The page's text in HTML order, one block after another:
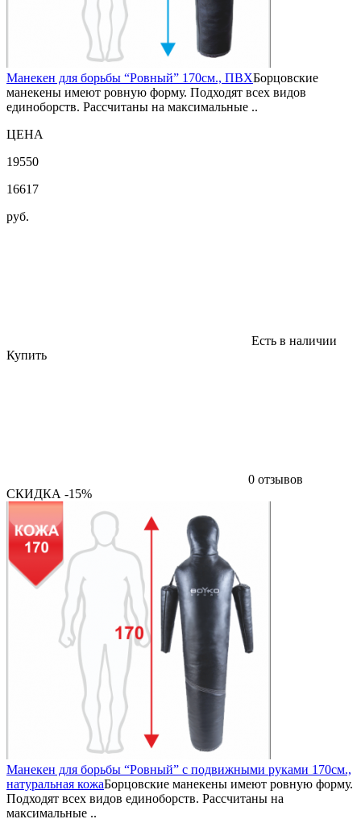
Манекен для борьбы “Ровный” 170см., ПВХБорцовские
манекены имеют ровную форму. Подходят всех видов
единоборств. Рассчитаны на максимальные ..
ЦЕНА
19550
16617
руб.
Есть в наличии
Купить
0 отзывов
СКИДКА -15%
Манекен для борьбы “Ровный” с подвижными руками 170см.,
натуральная кожаБорцовские манекены имеют ровную форму.
Подходят всех видов единоборств. Рассчитаны на
максимальные ..